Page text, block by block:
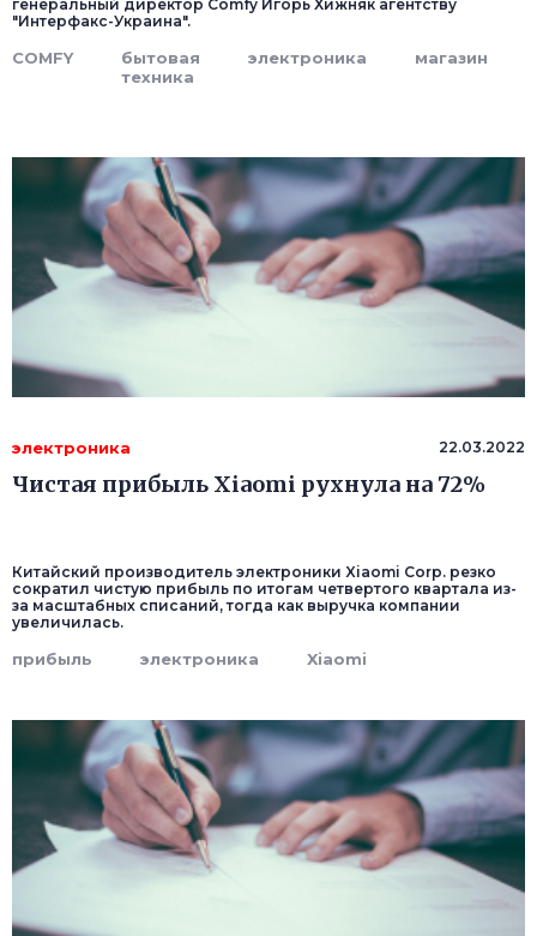
генеральный директор Comfy Игорь Хижняк агентству
"Интерфакс-Украина".
COMFY
бытовая
техника
электроника магазин
электроника 22.03.2022
Чистая прибыль Xiaomi рухнула на 72%
Китайский производитель электроники Xiaomi Corp. резко
сократил чистую прибыль по итогам четвертого квартала из-
за масштабных списаний, тогда как выручка компании
увеличилась.
прибыль электроника Xiaomi